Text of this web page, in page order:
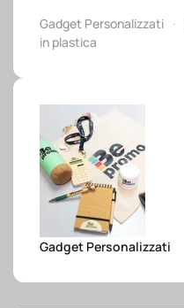
Gadget Personalizzati
in plastica
Gadget Personalizzati